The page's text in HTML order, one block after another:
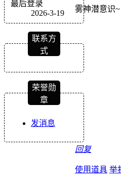
最后登录
2026-3-19
联系方
式
荣誉勋
章
发消息
雾神潜意识
回复
使用道具 举